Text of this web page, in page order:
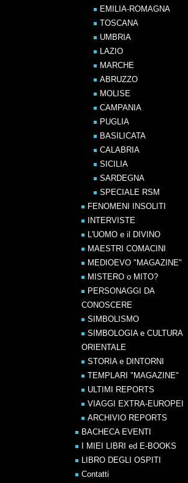
EMILIA-ROMAGNA
TOSCANA
UMBRIA
LAZIO
MARCHE
ABRUZZO
MOLISE
CAMPANIA
PUGLIA
BASILICATA
CALABRIA
SICILIA
SARDEGNA
SPECIALE RSM
FENOMENI INSOLITI
INTERVISTE
L'UOMO e il DIVINO
MAESTRI COMACINI
MEDIOEVO "MAGAZINE"
MISTERO o MITO?
PERSONAGGI DA
CONOSCERE
SIMBOLISMO
SIMBOLOGIA e CULTURA
ORIENTALE
STORIA e DINTORNI
TEMPLARI "MAGAZINE"
ULTIMI REPORTS
VIAGGI EXTRA-EUROPEI
ARCHIVIO REPORTS
BACHECA EVENTI
I MIEI LIBRI ed E-BOOKS
LIBRO DEGLI OSPITI
Contatti